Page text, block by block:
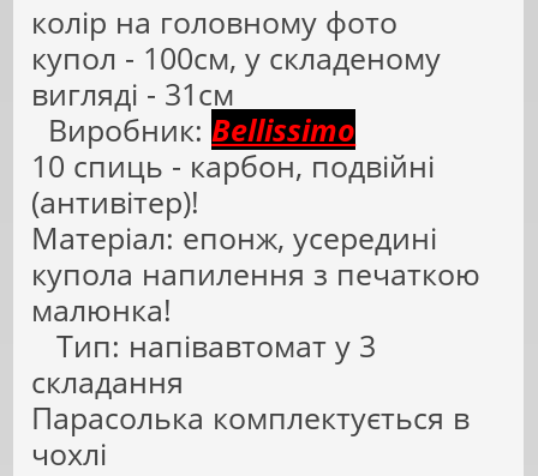
колір на головному фото
купол - 100см, у складеному
вигляді - 31см
Виробник:Bellissimo
10 спиць - карбон, подвійні
(антивітер)!
Матеріал: епонж, усередині
купола напилення з печаткою
малюнка!
Тип: напівавтомат у 3
складання
Парасолька комплектується в
чохлі